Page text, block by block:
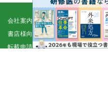
会社案内 採用情報 取扱書
書店様向け
広告掲載 正誤
転載申請
プライバシーポリシ